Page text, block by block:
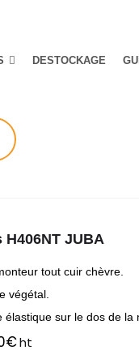
DESTOCKAGE
H406NT JUBA
tout cuir chèvre.
végétal.
élastique sur le dos de la
€ht